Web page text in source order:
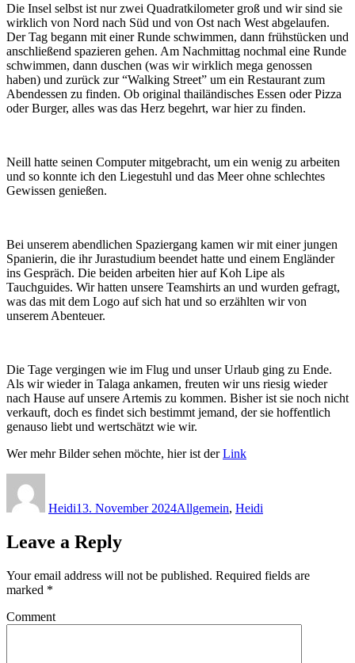
Die Insel selbst ist nur zwei Quadratkilometer groß und wir sind sie
wirklich von Nord nach Süd und von Ost nach West abgelaufen.
Der Tag begann mit einer Runde schwimmen, dann frühstücken und
anschließend spazieren gehen. Am Nachmittag nochmal eine Runde
schwimmen, dann duschen (was wir wirklich mega genossen
haben) und zurück zur “Walking Street” um ein Restaurant zum
Abendessen zu finden. Ob original thailändisches Essen oder Pizza
oder Burger, alles was das Herz begehrt, war hier zu finden.
Neill hatte seinen Computer mitgebracht, um ein wenig zu arbeiten
und so konnte ich den Liegestuhl und das Meer ohne schlechtes
Gewissen genießen.
Bei unserem abendlichen Spaziergang kamen wir mit einer jungen
Spanierin, die ihr Jurastudium beendet hatte und einem Engländer
ins Gespräch. Die beiden arbeiten hier auf Koh Lipe als
Tauchguides. Wir hatten unsere Teamshirts an und wurden gefragt,
was das mit dem Logo auf sich hat und so erzählten wir von
unserem Abenteuer.
Die Tage vergingen wie im Flug und unser Urlaub ging zu Ende.
Als wir wieder in Talaga ankamen, freuten wir uns riesig wieder
nach Hause auf unsere Artemis zu kommen. Bisher ist sie noch nicht
verkauft, doch es findet sich bestimmt jemand, der sie hoffentlich
genauso liebt und wertschätzt wie wir.
Wer mehr Bilder sehen möchte, hier ist derLink
Heidi13. November 2024Allgemein, Heidi
Leave a Reply
Your email address will not be published. Required fields are
marked *
Comment